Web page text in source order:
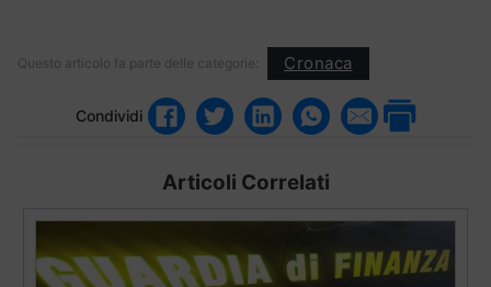
Questo articolo fa parte delle categorie: Cronaca
Condividi
Articoli Correlati